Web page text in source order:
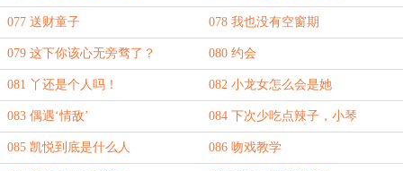
077 送财童子 078 我也没有空窗期
079 这下你该心无旁骛了？ 080 约会
081 丫还是个人吗！ 082 小龙女怎么会是她
083 偶遇‘情敌’ 084 下次少吃点辣子，小琴
085 凯悦到底是什么人 086 吻戏教学